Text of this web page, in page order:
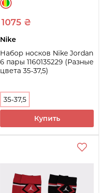
1075 ₴
Nike
Набор носков Nike Jordan
6 пары 1160135229 (Разные
цвета 35-37,5)
35-37,5
Купить